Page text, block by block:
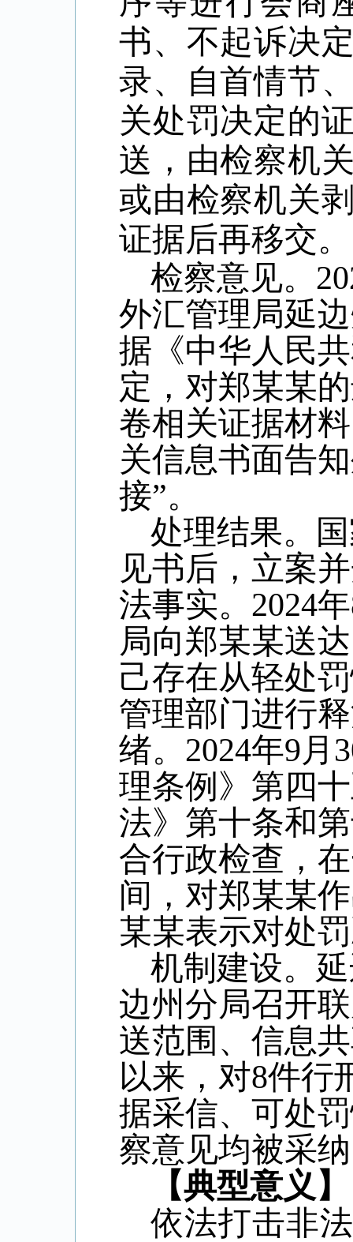
书、不起诉决
录、自首情节
关处罚决定的
送，由检察机
或由检察机关
证据后再移交。
检察意见。
外汇管理局延
据《中华人民
定，对郑某某
卷相关证据材
关信息书面告
接”。
处理结果。
见书后，立案
法事实。 2024年
局向郑某某送
己存在从轻处
管理部门进行
绪。 2024年9月
理条例》第四
法》第十条和
合行政检查，
间，对郑某某
某某表示对处
机制建设。
边州分局召开
送范围、信息
以来，对8件行
据采信、可处
察意见均被采
【典型意义】
依法打击非